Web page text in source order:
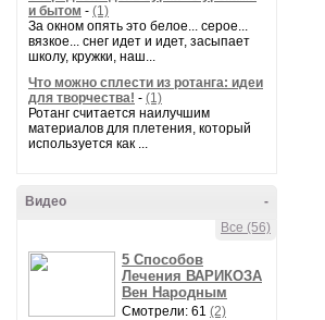
и бытом - (1)
За окном опять это белое... серое...
вязкое... снег идет и идет, засыпает
школу, кружки, наш...
Что можно сплести из ротанга: идеи
для творчества! - (1)
Ротанг считается наилучшим
материалов для плетения, который
используется как ...
-
Видео
Все (56)
5 Способов
Лечения ВАРИКОЗА
Вен Народным
Смотрели: 61 (2)